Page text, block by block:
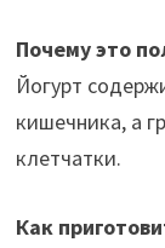
Почему это
Йогурт
кишечника, а
клетчатки.
Как